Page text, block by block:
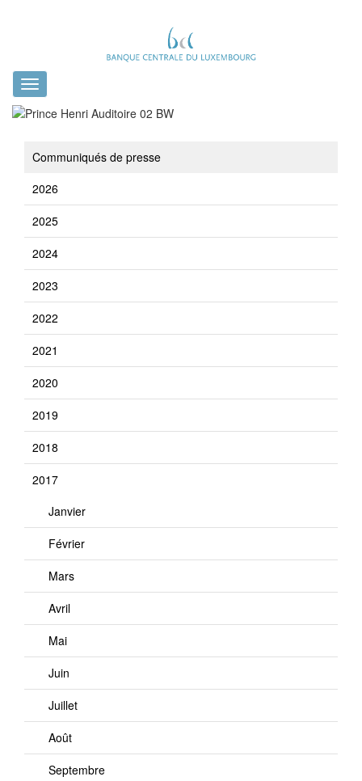
Toggle
navigation
Communiqués de presse
2026
2025
2024
2023
2022
2021
2020
2019
2018
2017
Janvier
Février
Mars
Avril
Mai
Juin
Juillet
Août
Septembre